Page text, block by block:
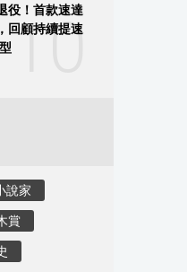
10
役！首款速達
回顧持續提速
說家
賞